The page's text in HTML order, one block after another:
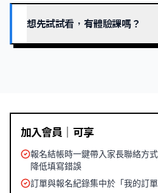
想先試試看，有體驗課嗎？
加入會員｜可享
報名結帳時一鍵帶入家長聯絡方
降低填寫錯誤
訂單與報名紀錄集中於「我的訂